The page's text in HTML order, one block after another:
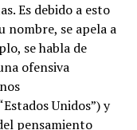
Es debido a esto
nombre, se apela a
se habla de
ofensiva
Unidos”) y
pensamiento